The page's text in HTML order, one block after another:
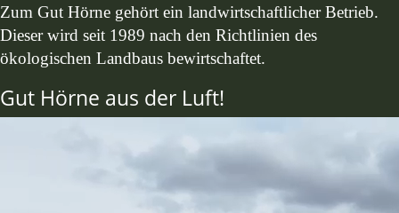
Zum Gut Hörne gehört ein landwirtschaftlicher Betrieb.
Dieser wird seit 1989 nach den Richtlinien des
ökologischen Landbaus bewirtschaftet.
Gut Hörne aus der Luft!